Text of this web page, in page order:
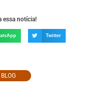
essa notícia!
Twitter